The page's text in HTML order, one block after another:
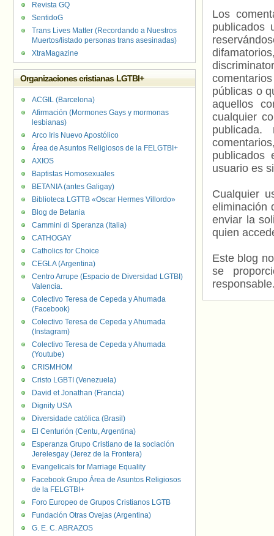
Los
publicados
públicas o
aquellos
cualquier
usuario es
Cualquier
eliminación
enviar la
quien
Este blog
se
Revista GQ
SentidoG
Trans Lives Matter (Recordando a Nuestros
Muertos/listado personas trans asesinadas)
XtraMagazine
Organizaciones cristianas LGTBI+
ACGIL (Barcelona)
Afirmación (Mormones Gays y mormonas
lesbianas)
Arco Iris Nuevo Apostólico
Área de Asuntos Religiosos de la FELGTBI+
AXIOS
Baptistas Homosexuales
BETANIA (antes Galigay)
Biblioteca LGTTB «Oscar Hermes Villordo»
Blog de Betania
Cammini di Speranza (Italia)
CATHOGAY
Catholics for Choice
CEGLA (Argentina)
Centro Arrupe (Espacio de Diversidad LGTBI)
Valencia.
Colectivo Teresa de Cepeda y Ahumada
(Facebook)
Colectivo Teresa de Cepeda y Ahumada
(Instagram)
Colectivo Teresa de Cepeda y Ahumada
(Youtube)
CRISMHOM
Cristo LGBTI (Venezuela)
David et Jonathan (Francia)
Dignity USA
Diversidade católica (Brasil)
El Centurión (Centu, Argentina)
Esperanza Grupo Cristiano de la sociación
Jerelesgay (Jerez de la Frontera)
Evangelicals for Marriage Equality
Facebook Grupo Área de Asuntos Religiosos
de la FELGTBI+
Foro Europeo de Grupos Cristianos LGTB
Fundación Otras Ovejas (Argentina)
G. E. C. ABRAZOS